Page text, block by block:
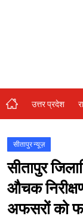
विशेष स्टोरी
अजब गजब
कृषि
नई दिल्ली
टेक्नोलॉजी / बिजनेस
उत्तर प्रदेश
सीतापुर न्यूज़
सीतापुर
औचक
अफसरों को